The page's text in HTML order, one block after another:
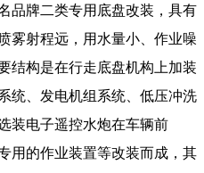
品牌二类专用底盘改装，具有
雾射程远，用水量小、作业噪
结构是在行走底盘机构上加装
统、发电机组系统、低压冲洗
装电子遥控水炮在车辆前
用的作业装置等改装而成，其